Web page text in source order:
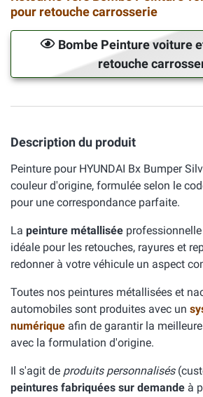
pour retouche carrosserie
Bombe Peinture voiture
retouche
Description du produit
Peinture pour HYUNDAI Bx Bumper
couleur d'origine, formulée selon le
pour une correspondance parfaite.
La peinture métallisée
idéale pour les retouches, rayures et
redonner à votre véhicule un aspect
Toutes nos peintures métallisées et
automobiles sont produites avec un
numérique afin de garantir la
avec la formulation d'origine.
Il s'agit de produits personnalisés
peintures fabriquées sur demande à